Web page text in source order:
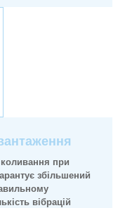
при
збільшений
вібрацій